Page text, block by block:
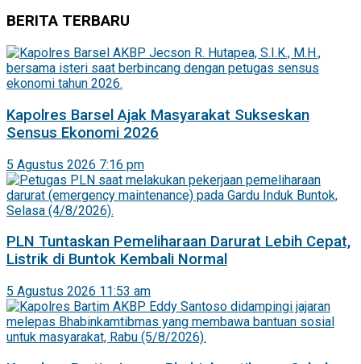
BERITA TERBARU
Kapolres Barsel Ajak Masyarakat Sukseskan
Sensus Ekonomi 2026
5 Agustus 2026 7:16 pm
PLN Tuntaskan Pemeliharaan Darurat Lebih Cepat,
Listrik di Buntok Kembali Normal
5 Agustus 2026 11:53 am